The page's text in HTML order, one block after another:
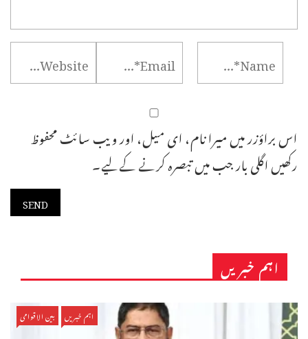
اس براؤزر میں میرا نام، ای میل، اور ویب سائٹ محفوظ
رکھیں اگلی بار جب میں تبصرہ کرنے کےلیے۔
اہم خبریں
اہم خبریں بین الاقوامی